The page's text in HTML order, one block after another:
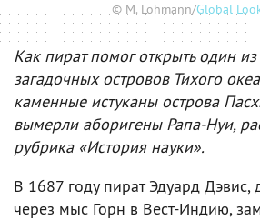
© M. Lohmann/Global
Как пират помог открыть один
загадочных островов Тихого
каменные истуканы острова
вымерли аборигены Рапа-Нуи,
рубрика «История науки».
В 1687 году пират Эдуард
через мыс Горн в Вест-Индию,